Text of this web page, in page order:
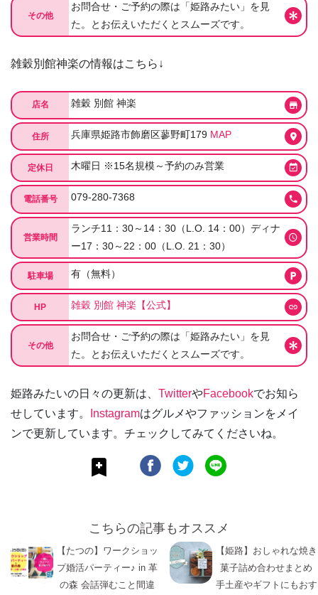
その他
お問合せ・ご予約の際は「姫路みたい」を見
た。とお伝えいただくとスムーズです。
雑穀別館神楽の情報はこちら↓
店名 雑穀 別館 神楽
住所 兵庫県姫路市飾磨区蓼野町179 MAP
定休日 木曜日 ※15名規模～予約のみ営業
電話番号 079-280-7368
営業時間
ランチ11：30～14：30（L.O. 14：00）ディナ
ー17：30～22：00（L.O. 21：30）
駐車場 有（無料）
HP 雑穀 別館 神楽【公式】
その他
お問合せ・ご予約の際は「姫路みたい」を見
た。とお伝えいただくとスムーズです。
姫路みたいの日々の更新は、 TwitterやFacebookでお知ら
せしています。
Instagramはグルメやファッションをメイ
ンで更新しています。チェックしてみてくださいね。
こちらの記事もオススメ
【たつの】ワークショッ
プ婚活パーティー♪ in 革
の森 会話弾むこと間違
【姫路】おしゃれな焼き
菓子詰め合わせまとめ
手土産やギフトにもおす